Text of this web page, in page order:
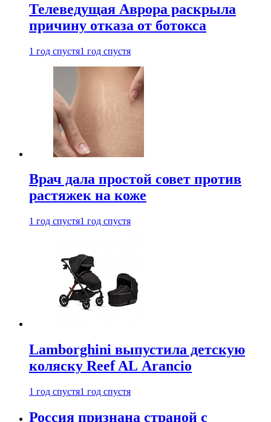
Телеведущая Аврора раскрыла
причину отказа от ботокса
1 год спустя1 год спустя
Врач дала простой совет против
растяжек на коже
1 год спустя1 год спустя
Lamborghini выпустила детскую
коляску Reef AL Arancio
1 год спустя1 год спустя
Россия признана страной с